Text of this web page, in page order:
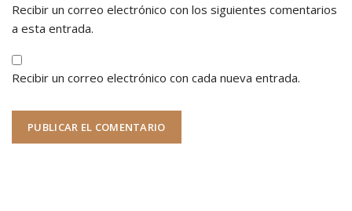
Recibir un correo electrónico con los siguientes comentarios
a esta entrada.
Recibir un correo electrónico con cada nueva entrada.